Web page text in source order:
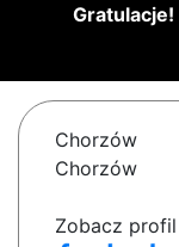
Gratulacje!
Chorzów
Chorzów
Zobacz